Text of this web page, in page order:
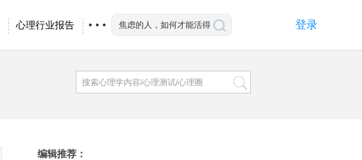
心理行业报告 登录
编辑推荐：